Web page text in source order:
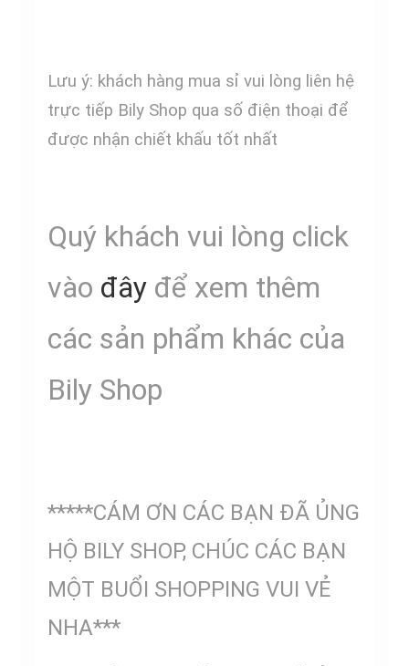
Lưu ý: khách hàng mua sỉ vui lòng liên hệ
trực tiếp Bily Shop qua số điện thoại để
được nhận chiết khấu tốt nhất
Quý khách vui lòng click
vào đâyđể xem thêm
các sản phẩm khác của
Bily Shop
*****CÁM ƠN CÁC BẠN ĐÃ ỦNG
HỘ BILY SHOP, CHÚC CÁC BẠN
MỘT BUỔI SHOPPING VUI VẺ
NHA***